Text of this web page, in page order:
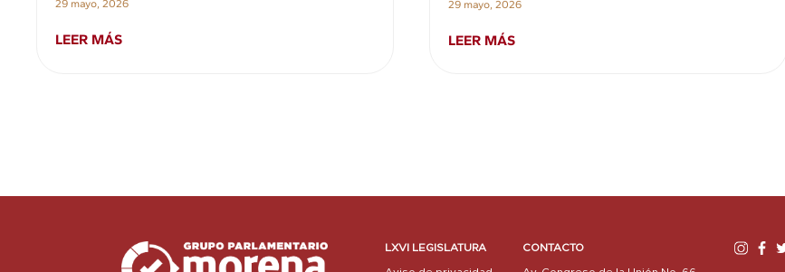
29 mayo, 2026
LEER MÁS
29 mayo, 2026
LEER MÁS
LXVI LEGISLATURA CONTACTO